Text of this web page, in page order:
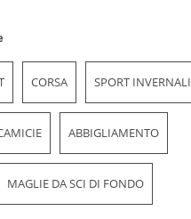
CORSA SPORT INVERNALI
ABBIGLIAMENTO
MAGLIE DA SCI DI FONDO